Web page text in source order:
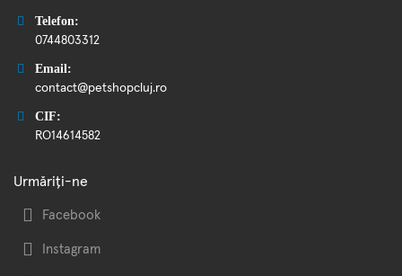
Telefon:
0744803312
Email:
contact@petshopcluj.ro
CIF:
RO14614582
Urmăriți-ne
Facebook
Instagram